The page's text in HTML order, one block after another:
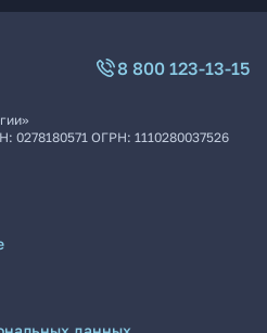
8 800 123-13-15
0278180571 ОГРН: 1110280037526